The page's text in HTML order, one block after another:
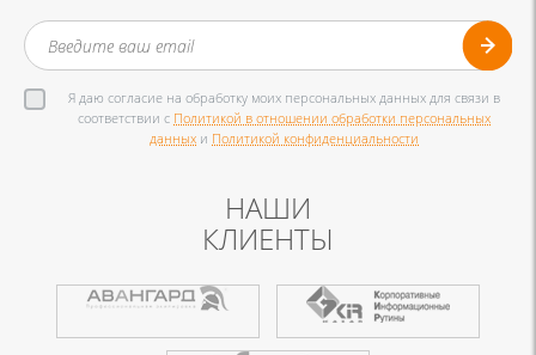
Я даю согласие на обработку моих персональных данных для связи в
соответствии с Политикой в отношении обработки персональных
данных и Политикой конфиденциальности
НАШИ
КЛИЕНТЫ